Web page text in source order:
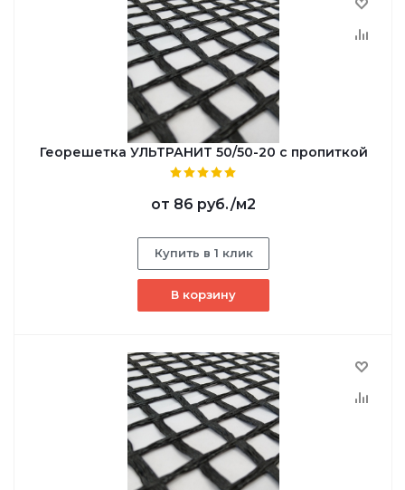
Георешетка УЛЬТРАНИТ 50/50-20 с пропиткой
от 86 руб./м2
Купить в 1 клик
В корзину